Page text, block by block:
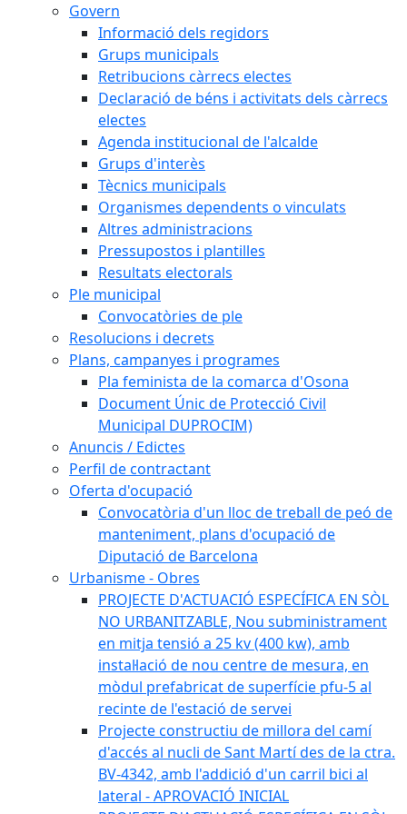
Govern
Informació dels regidors
Grups municipals
Retribucions càrrecs electes
Declaració de béns i activitats dels càrrecs
electes
Agenda institucional de l'alcalde
Grups d'interès
Tècnics municipals
Organismes dependents o vinculats
Altres administracions
Pressupostos i plantilles
Resultats electorals
Ple municipal
Convocatòries de ple
Resolucions i decrets
Plans, campanyes i programes
Pla feminista de la comarca d'Osona
Document Únic de Protecció Civil
Municipal DUPROCIM)
Anuncis / Edictes
Perfil de contractant
Oferta d'ocupació
Convocatòria d'un lloc de treball de peó de
manteniment, plans d'ocupació de
Diputació de Barcelona
Urbanisme - Obres
PROJECTE D'ACTUACIÓ ESPECÍFICA EN SÒL
NO URBANITZABLE, Nou subministrament
en mitja tensió a 25 kv (400 kw), amb
instal·lació de nou centre de mesura, en
mòdul prefabricat de superfície pfu-5 al
recinte de l'estació de servei
Projecte constructiu de millora del camí
d'accés al nucli de Sant Martí des de la ctra.
BV-4342, amb l'addició d'un carril bici al
lateral - APROVACIÓ INICIAL